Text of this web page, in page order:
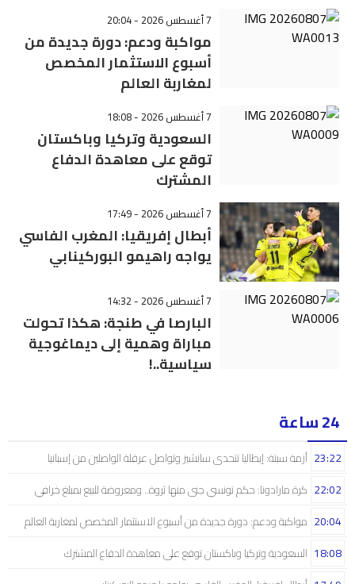
7 أغسطس 2026 - 20:04
مواكبة ودعم: دورة جديدة من
أسبوع الاستثمار المخصص
لمغاربة العالم
7 أغسطس 2026 - 18:08
السعودية وتركيا وباكستان
توقع على معاهدة الدفاع
المشترك
7 أغسطس 2026 - 17:49
أبطال إفريقيا: المغرب الفاسي
يواجه راهيمو البوركينابي
7 أغسطس 2026 - 14:32
البارصا في طنجة: هكذا تحولت
مباراة وهمية إلى ديماغوجية
سياسية..!
24 ساعة
أزمة سبتة: إيطاليا تتحدى سانشيز وتواصل عرقلة الواصلين من إسبانيا 23:22
كرة مارادونا: حكم تونسي جنى منها ثروة.. ومعروضة للبيع بمبلغ خرافي 22:02
مواكبة ودعم: دورة جديدة من أسبوع الاستثمار المخصص لمغاربة العالم 20:04
السعودية وتركيا وباكستان توقع على معاهدة الدفاع المشترك 18:08